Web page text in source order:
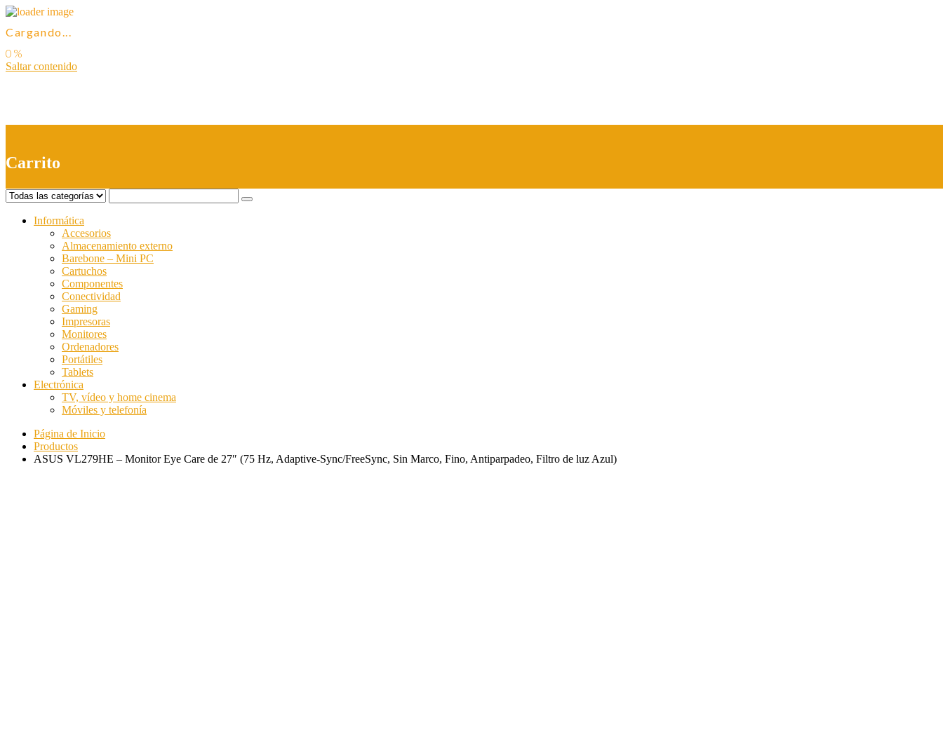
Cargando...
Saltar contenido
Carrito
Informática
Accesorios
Almacenamiento externo
Barebone – Mini PC
Cartuchos
Componentes
Conectividad
Gaming
Impresoras
Monitores
Ordenadores
Portátiles
Tablets
Electrónica
TV, vídeo y home cinema
Móviles y telefonía
Página de Inicio
Productos
ASUS VL279HE – Monitor Eye Care de 27″ (75 Hz, Adaptive-Sync/FreeSync, Sin Marco, Fino, Antiparpadeo, Filtro de luz Azul)